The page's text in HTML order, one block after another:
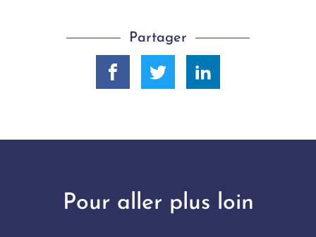
Partager
Pour aller plus loin